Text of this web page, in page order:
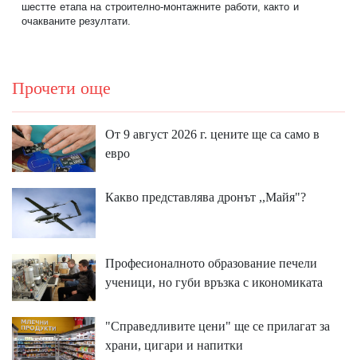
шестте етапа на строително-монтажните работи, както и
очакваните резултати.
Прочети още
От 9 август 2026 г. цените ще са само в
евро
Какво представлява дронът ,,Майя"?
Професионалното образование печели
ученици, но губи връзка с икономиката
"Справедливите цени" ще се прилагат за
храни, цигари и напитки